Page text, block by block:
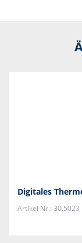
Digitales
Artikel Nr.: 30.5023